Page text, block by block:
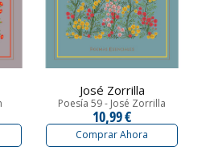
José Zorrilla
Poesía 59 - José Zorrilla
10,99 €
Comprar Ahora